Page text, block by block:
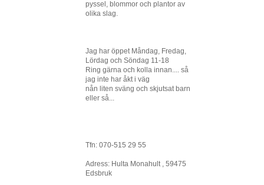
pyssel, blommor och plantor av
olika slag.
Jag har öppet Måndag, Fredag,
Lördag och Söndag 11-18
Ring gärna och kolla innan.... så
jag inte har åkt i väg
nån liten sväng och skjutsat barn
eller så...
Tfn: 070-515 29 55
Adress: Hulta Monahult , 59475
Edsbruk